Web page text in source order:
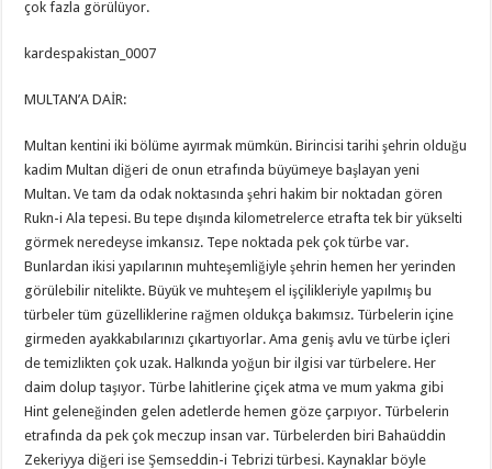
çok fazla görülüyor.
kardespakistan_0007
MULTAN’A DAİR:
Multan kentini iki bölüme ayırmak mümkün. Birincisi tarihi şehrin olduğu
kadim Multan diğeri de onun etrafında büyümeye başlayan yeni
Multan. Ve tam da odak noktasında şehri hakim bir noktadan gören
Rukn-i Ala tepesi. Bu tepe dışında kilometrelerce etrafta tek bir yükselti
görmek neredeyse imkansız. Tepe noktada pek çok türbe var.
Bunlardan ikisi yapılarının muhteşemliğiyle şehrin hemen her yerinden
görülebilir nitelikte. Büyük ve muhteşem el işçilikleriyle yapılmış bu
türbeler tüm güzelliklerine rağmen oldukça bakımsız. Türbelerin içine
girmeden ayakkabılarınızı çıkartıyorlar. Ama geniş avlu ve türbe içleri
de temizlikten çok uzak. Halkında yoğun bir ilgisi var türbelere. Her
daim dolup taşıyor. Türbe lahitlerine çiçek atma ve mum yakma gibi
Hint geleneğinden gelen adetlerde hemen göze çarpıyor. Türbelerin
etrafında da pek çok meczup insan var. Türbelerden biri Bahaüddin
Zekeriyya diğeri ise Şemseddin-i Tebrizi türbesi. Kaynaklar böyle